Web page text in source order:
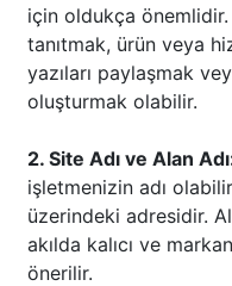
için oldukça önemlidir.
tanıtmak, ürün veya
yazıları paylaşmak
oluşturmak olabilir.
2. Site Adı ve Alan
işletmenizin adı
üzerindeki adresidir.
akılda kalıcı ve
önerilir.